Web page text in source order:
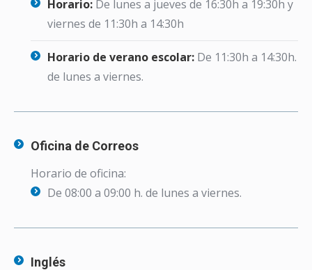
Horario: De lunes a jueves de 16:30h a 19:30h y
viernes de 11:30h a 14:30h
Horario de verano escolar: De 11:30h a 14:30h.
de lunes a viernes.
Oficina de Correos
Horario de oficina:
De 08:00 a 09:00 h. de lunes a viernes.
Inglés